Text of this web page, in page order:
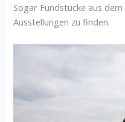
Sogar Fundstücke aus
Ausstellungen zu finden.